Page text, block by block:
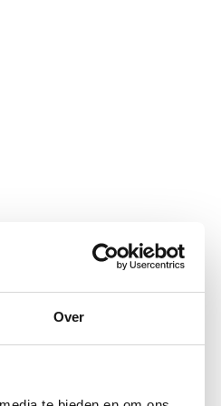
Over